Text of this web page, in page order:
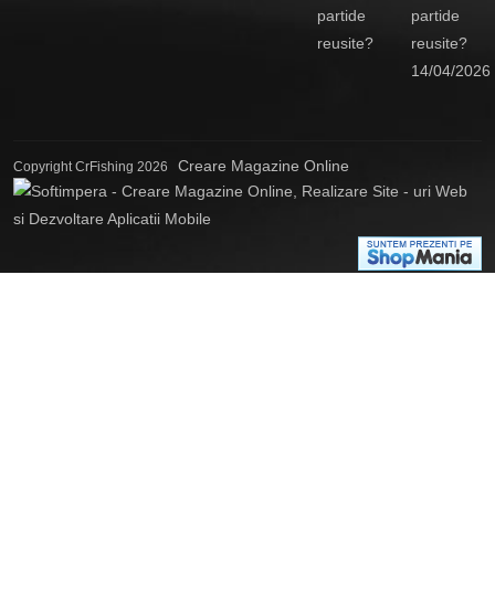
partide
reusite?
14/04/2026
Copyright CrFishing 2026 Creare Magazine Online